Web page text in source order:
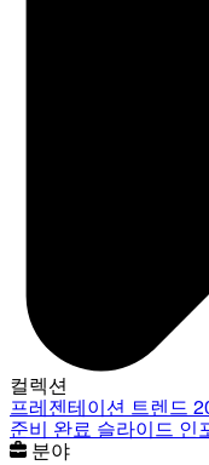
컬렉션
프레젠테이션 트렌드
준비 완료 슬라이드 인
분야